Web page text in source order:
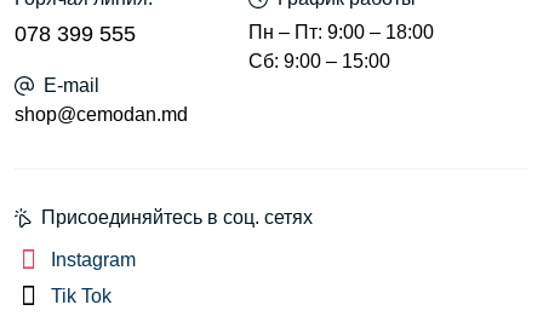
078 399 555
Пн – Пт: 9:00 – 18:00
Сб: 9:00 – 15:00
E-mail
shop@cemodan.md
Присоединяйтесь в соц. сетях
Instagram
Tik Tok